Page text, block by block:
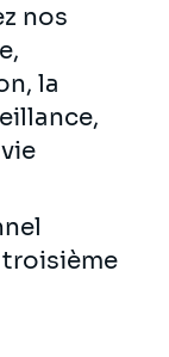
nos
la